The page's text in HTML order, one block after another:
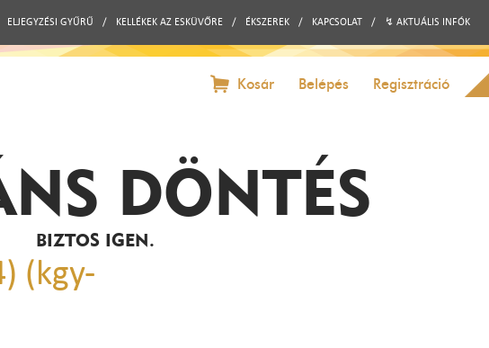
ELJEGYZÉSI GYŰRŰ / KELLÉKEK AZ ESKÜVŐRE / ÉKSZEREK / KAPCSOLAT / ↯ AKTUÁLIS INFÓK
Kosár Belépés Regisztráció
DÖNTÉS
BIZTOS IGEN.
(kgy-